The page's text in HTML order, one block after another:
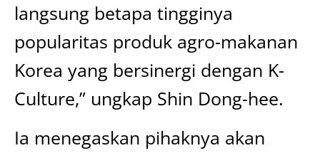
langsung betapa tingginya
popularitas produk agro-makanan
Korea yang bersinergi dengan K-
Culture,” ungkap Shin Dong-hee.
Ia menegaskan pihaknya akan